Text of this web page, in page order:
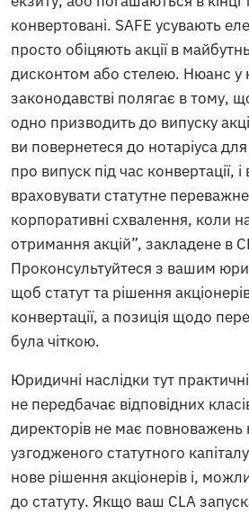
конвертовані. SAFE усувають
просто обіцяють акції в
дисконтом або стелею. Нюанс у
законодавстві полягає в тому,
одно призводить до випуску
ви повернетеся до нотаріуса
про випуск під час конвертації,
враховувати статутне
корпоративні схвалення, коли
отримання акцій”, закладене в
Проконсультуйтеся з вашим
щоб статут та рішення
конвертації, а позиція щодо
була чіткою.
Юридичні наслідки тут
не передбачає відповідних
директорів не має повноважень
узгодженого статутного
нове рішення акціонерів і,
до статуту. Якщо ваш CLA